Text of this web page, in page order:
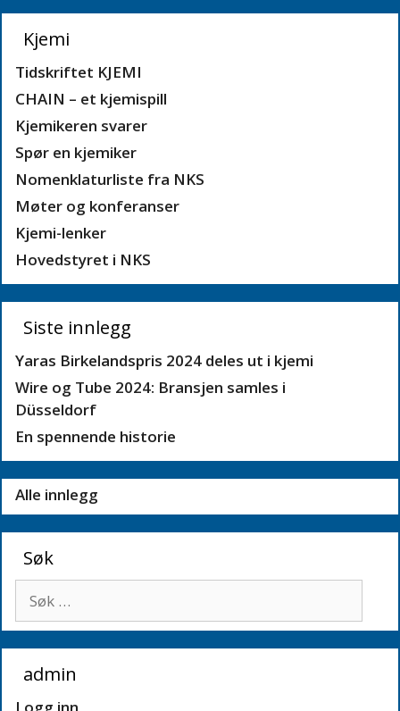
Kjemi
Tidskriftet KJEMI
CHAIN – et kjemispill
Kjemikeren svarer
Spør en kjemiker
Nomenklaturliste fra NKS
Møter og konferanser
Kjemi-lenker
Hovedstyret i NKS
Siste innlegg
Yaras Birkelandspris 2024 deles ut i kjemi
Wire og Tube 2024: Bransjen samles i
Düsseldorf
En spennende historie
Alle innlegg
Søk
etter:
admin
Logg inn